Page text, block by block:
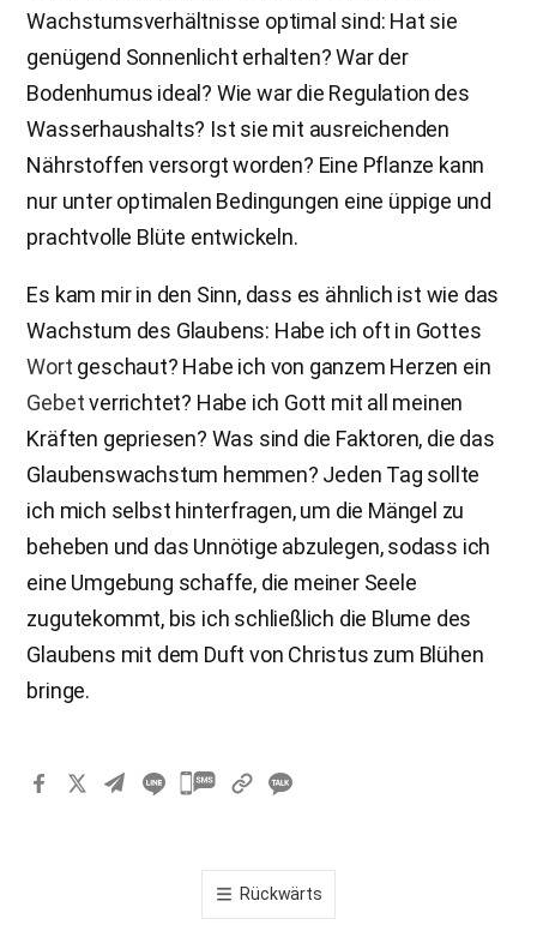
Wachstumsverhältnisse optimal sind: Hat sie
genügend Sonnenlicht erhalten? War der
Bodenhumus ideal? Wie war die Regulation des
Wasserhaushalts? Ist sie mit ausreichenden
Nährstoffen versorgt worden? Eine Pflanze kann
nur unter optimalen Bedingungen eine üppige und
prachtvolle Blüte entwickeln.
Es kam mir in den Sinn, dass es ähnlich ist wie das
Wachstum des Glaubens: Habe ich oft in Gottes
Wort geschaut? Habe ich von ganzem Herzen ein
Gebetverrichtet? Habe ich Gott mit all meinen
Kräften gepriesen? Was sind die Faktoren, die das
Glaubenswachstum hemmen? Jeden Tag sollte
ich mich selbst hinterfragen, um die Mängel zu
beheben und das Unnötige abzulegen, sodass ich
eine Umgebung schaffe, die meiner Seele
zugutekommt, bis ich schließlich die Blume des
Glaubens mit dem Duft von Christus zum Blühen
bringe.
카
톡
공
Rückwärts